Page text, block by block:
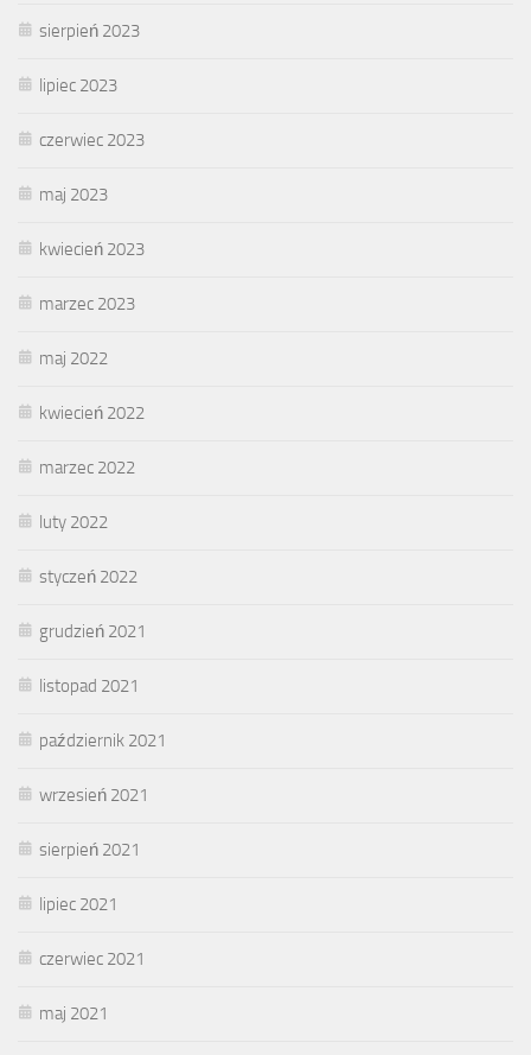
sierpień 2023
lipiec 2023
czerwiec 2023
maj 2023
kwiecień 2023
marzec 2023
maj 2022
kwiecień 2022
marzec 2022
luty 2022
styczeń 2022
grudzień 2021
listopad 2021
październik 2021
wrzesień 2021
sierpień 2021
lipiec 2021
czerwiec 2021
maj 2021